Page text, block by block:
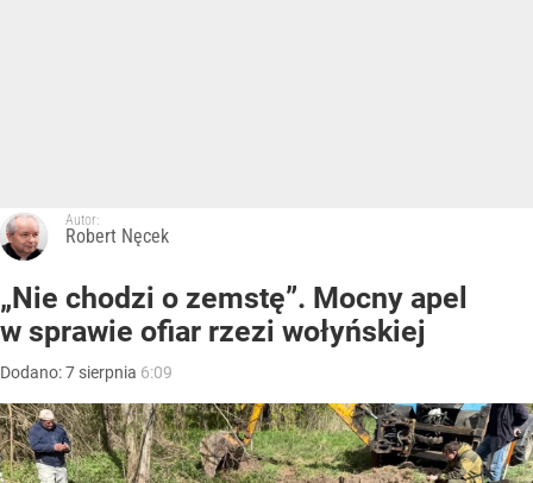
Autor:
Robert Nęcek
„Nie chodzi o zemstę”. Mocny apel
w sprawie ofiar rzezi wołyńskiej
Dodano:7 sierpnia 6:09